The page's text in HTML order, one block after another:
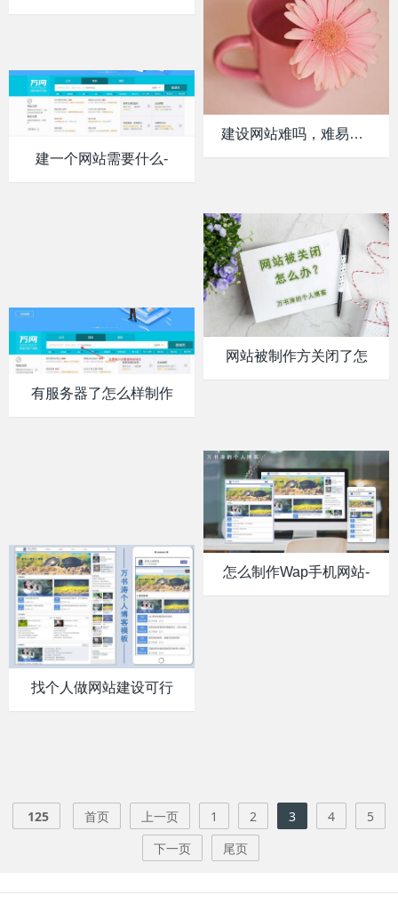
建设网站难吗，难易与什
建一个网站需要什么-
网站被制作方关闭了怎
有服务器了怎么样制作
怎么制作wap手机网站-
找个人做网站建设可行
125 首页 上一页 1 2 3 4
5
下一页
尾页